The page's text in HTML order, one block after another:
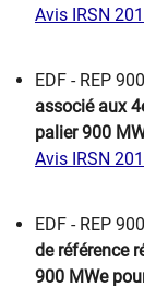
Avis IRSN
EDF - REP
associé aux
palier 900
Avis IRSN
EDF - REP
de référence
900 MWe